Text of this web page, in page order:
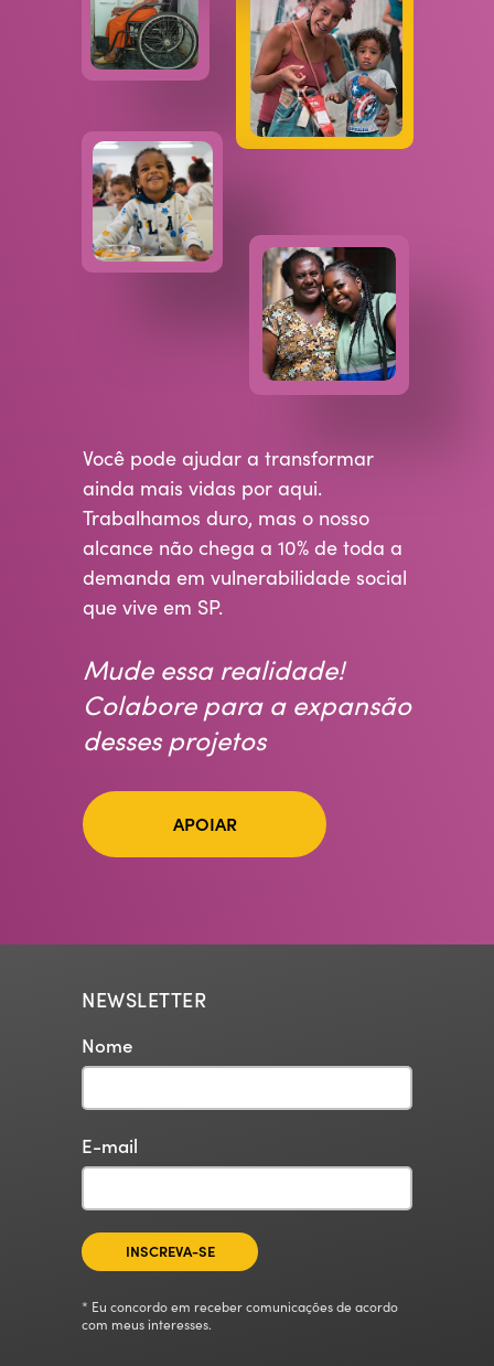
Mude essa realidade!
Colabore para a expansão
desses projetos
APOIAR
Você pode ajudar a transformar
ainda mais vidas por aqui.
Trabalhamos duro, mas o nosso
alcance não chega a 10% de toda a
demanda em vulnerabilidade social
que vive em SP.
Nome
E-mail
INSCREVA-SE
NEWSLETTER
* Eu concordo em receber comunicações de acordo
com meus interesses.